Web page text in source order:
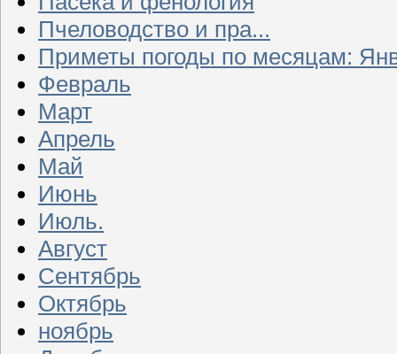
Пчеловодство и пра...
Приметы погоды по месяцам:
Февраль
Март
Апрель
Май
Июнь
Июль.
Август
Сентябрь
Октябрь
ноябрь